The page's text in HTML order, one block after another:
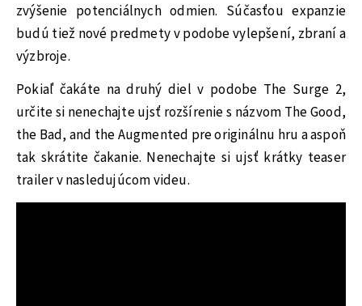
zvýšenie potenciálnych odmien. Súčasťou expanzie
budú tiež nové predmety v podobe vylepšení, zbraní a
výzbroje.
Pokiaľ čakáte na druhý diel v podobe The Surge 2,
určite si nenechajte ujsť rozšírenie s názvom The Good,
the Bad, and the Augmented pre originálnu hru a aspoň
tak skrátite čakanie. Nenechajte si ujsť krátky teaser
trailer v nasledujúcom videu.